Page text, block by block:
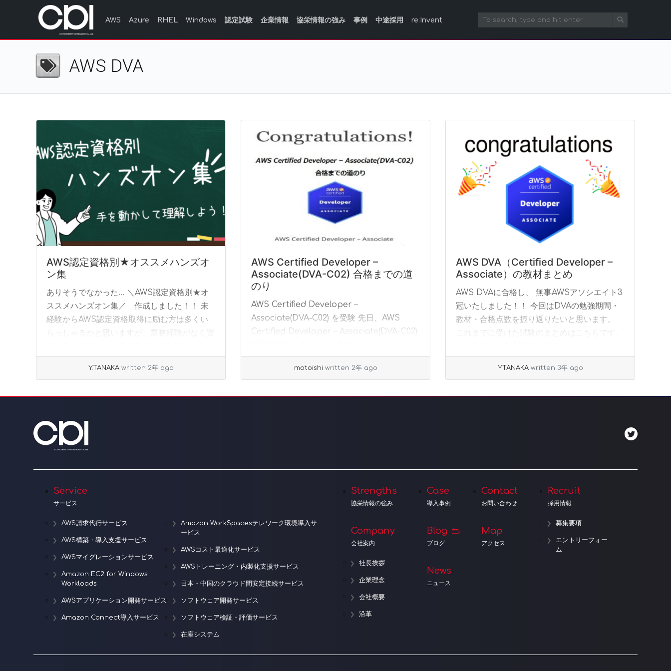
AWS Azure RHEL Windows 認定試験 企業情報 協栄情報の強み 事例 中途採用 re:Invent
AWS DVA
AWS認定資格別★オススメハンズオ
ン集
ありそうでなかった… ＼AWS認定資格別★オ
ススメハンズオン集／ 作成しました！！ 未
経験からAWS認定資格取得に励む方は多くい
らっしゃるかと思いますが、業務経験がなく資
Y.TANAKA written 2年 ago
AWS Certified Developer –
Associate(DVA-C02) 合格までの道
のり
AWS Certified Developer –
Associate(DVA-C02) を受験 先日、AWS
Certified Developer – Associate(DVA-C02)
motoishi written 2年 ago
AWS DVA（Certified Developer –
Associate）の教材まとめ
AWS DVAに合格し、 無事AWSアソシエイト3
冠いたしました！！ 今回はDVAの勉強期間・
教材・合格点数を振り返りたいと思います。
これまでに受けた試験のまとめはこちらです。
Y.TANAKA written 3年 ago
Service
サービス
AWS請求代行サービス
AWS構築・導入支援サービス
AWSマイグレーションサービス
Amazon EC2 for Windows
Workloads
AWSアプリケーション開発サービス
Amazon Connect導入サービス
Amazon WorkSpacesテレワーク環境導入サ
ービス
AWSコスト最適化サービス
AWSトレーニング・内製化支援サービス
日本・中国のクラウド間安定接続サービス
ソフトウェア開発サービス
ソフトウェア検証・評価サービス
在庫システム
Strengths
協栄情報の強み
Company
会社案内
社長挨拶
企業理念
会社概要
沿革
Case
導入事例
Blog
ブログ
News
ニュース
Contact
お問い合わせ
Map
アクセス
Recruit
採用情報
募集要項
エントリーフォー
ム